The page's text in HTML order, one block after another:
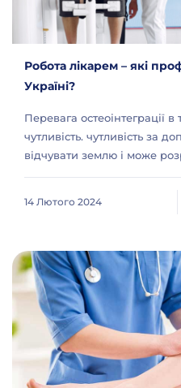
Робота лікарем – які
Україні?
Перевага остеоінтеграції
чутливість. чутливість за
відчувати землю і може
14 Лютого 2024